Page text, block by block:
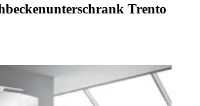
Trento